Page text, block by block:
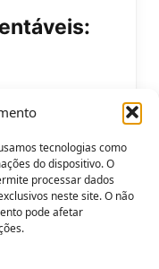
tecnologias como
do dispositivo. O
processar dados
neste site. O não
pode afetar
Investir e
sustentáveis se
popular para…